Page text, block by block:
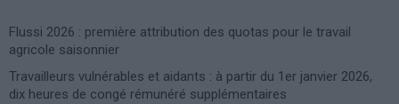
Flussi 2026 : première attribution des quotas pour le travail
agricole saisonnier
Travailleurs vulnérables et aidants : à partir du 1er janvier 2026,
dix heures de congé rémunéré supplémentaires